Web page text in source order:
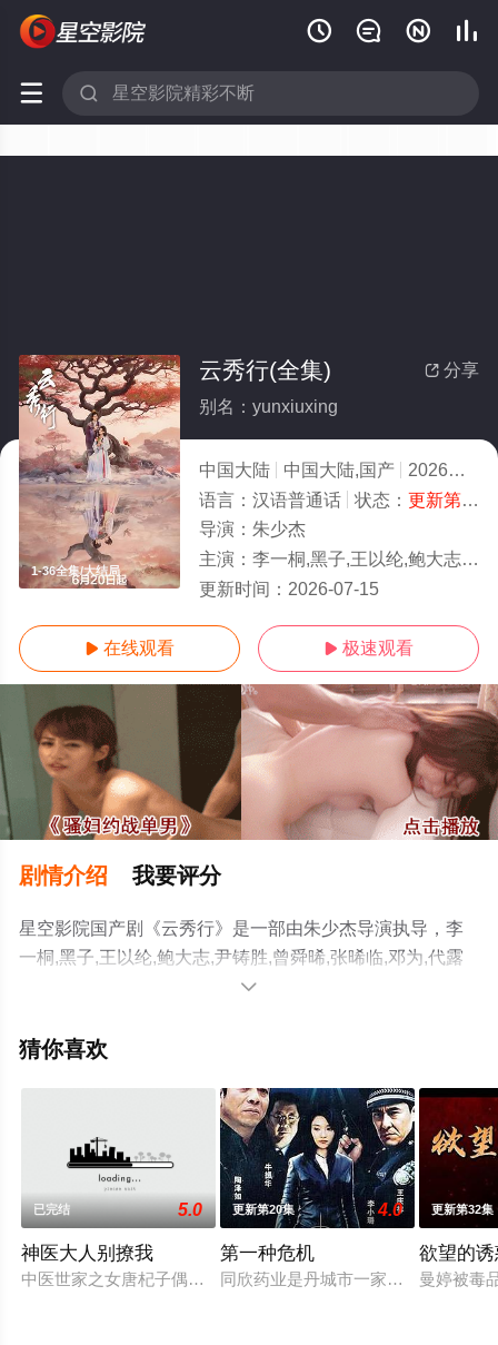
   
 
1-36全集/大结局
 分享
云秀行(全集)
别名：yunxiuxing
中国大陆 中国大陆,国产 2026
7.0
语言： 汉语普通话 状态： 更新第36集
导演： 朱少杰
主演： 李一桐,黑子,王以纶,鲍大志,尹铸胜,曾舜晞,张晞临,邓为,代露娃,简宇熙,邓孝慈,程泓鑫
更新时间： 2026-07-15
 在线观看  极速观看
剧情介绍 我要评分
星空影院国产剧《云秀行》是一部由朱少杰导演执导，李
一桐,黑子,王以纶,鲍大志,尹铸胜,曾舜晞,张晞临,邓为,代露
娃,简宇熙,邓孝慈,程泓鑫,范静雯,田嘉瑞等演员精彩演绎的
观看高清未删减完整版电视剧全集就上星空电影网，热播
剧、电视猫或剧情网等平台了解。

猜你喜欢
已完结 5.0
神医大人别撩我
中医世家之女唐杞子偶然间救下了被困画中的唐代神医，因从
更新第20集 4.0
第一种危机
同欣药业是丹城市一家极有影响的
更新第32集
欲望的
曼婷被毒